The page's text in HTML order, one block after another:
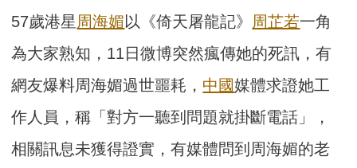
57歲港星周海媚以《倚天屠龍記》 周芷若一角
為大家熟知，11日微博突然瘋傳她的死訊，有
網友爆料周海媚過世噩耗， 中國媒體求證她工
作人員，稱「對方一聽到問題就掛斷電話」，
相關訊息未獲得證實，有媒體問到周海媚的老